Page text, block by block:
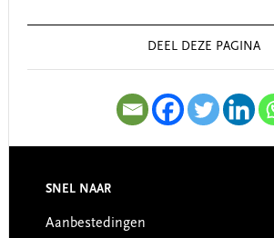
Sidebar
DEEL DEZE PAGINA
Footer
SNEL NAAR
Aanbestedingen